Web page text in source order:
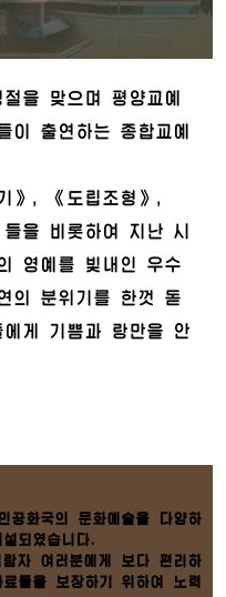
을 맞으며 평양교예
이 출연하는 종합교예
》, 《도립조형》,
을 비롯하여 지난 시
영예를 빛내인 우수
의 분위기를 한껏 돋
게 기쁨과 랑만을 안
화국의 문화예술을 다양하
되였습니다.
자 여러분에게 보다 편리하
들을 보장하기 위하여 노력